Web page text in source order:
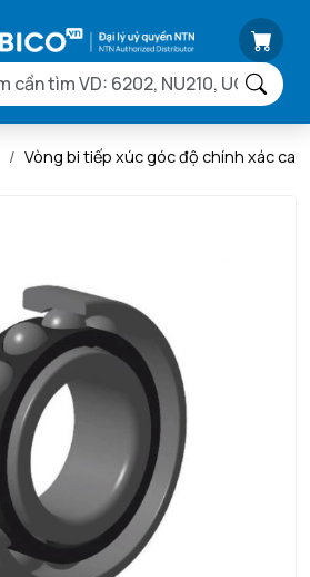
Vòng bi tiếp xúc góc độ chính xác cao